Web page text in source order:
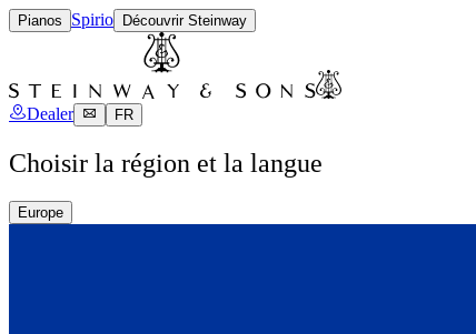
Pianos Spirio Découvrir Steinway
Dealer FR
Choisir la région et la langue
Europe